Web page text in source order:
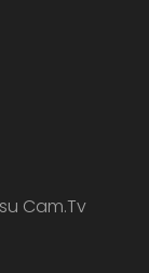
Cam.Tv